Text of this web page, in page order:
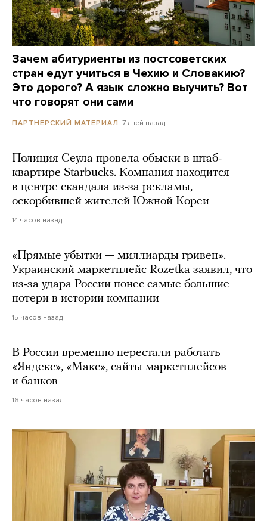
Зачем абитуриенты из постсоветских
стран едут учиться в Чехию и Словакию?
Это дорого? А язык сложно выучить? Вот
что говорят они сами
ПАРТНЕРСКИЙ МАТЕРИАЛ 7 дней назад
Полиция Сеула провела обыски в штаб-
квартире Starbucks. Компания находится
в центре скандала из-за рекламы,
оскорбившей жителей Южной Кореи
14 часов назад
«Прямые убытки — миллиарды гривен».
Украинский маркетплейс Rozetka заявил, что
из-за удара России понес самые большие
потери в истории компании
15 часов назад
В России временно перестали работать
«Яндекс», «Макс», сайты маркетплейсов
и банков
16 часов назад